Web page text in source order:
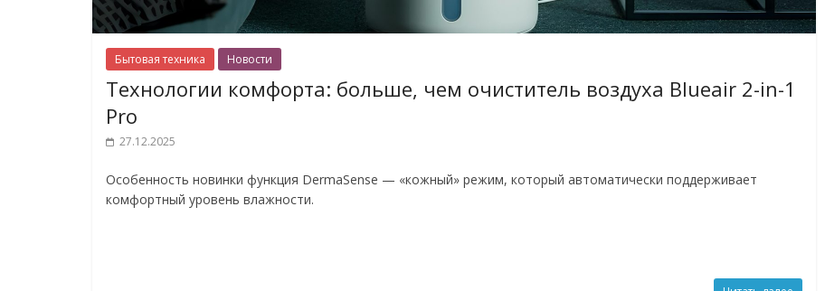
Бытовая техника Новости
Технологии комфорта: больше, чем очиститель воздуха Blueair 2-in-1
Pro
27.12.2025
Особенность новинки функция DermaSense — «кожный» режим, который автоматически поддерживает
комфортный уровень влажности.